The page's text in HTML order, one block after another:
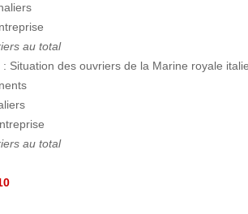
au total
: Situation des ouvriers de la Marine royale
au total